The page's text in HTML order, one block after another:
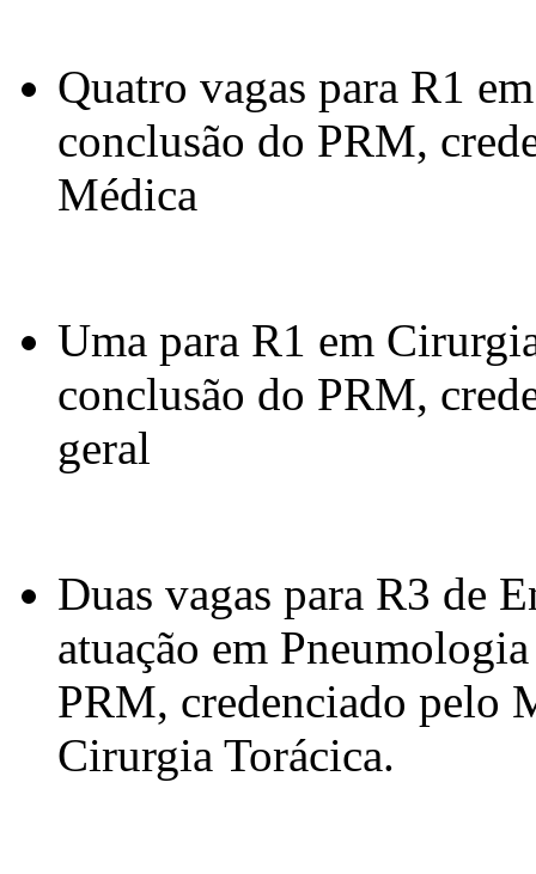
Quatro vagas para R1
conclusão do PRM,
Médica
Uma para R1 em
conclusão do PRM,
geral
Duas vagas para R3 de
atuação em
PRM, credenciado pelo
Cirurgia Torácica.